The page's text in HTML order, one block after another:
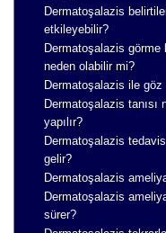
Dermatoşalazis
etkileyebilir?
Dermatoşalazis görme
neden olabilir mi?
Dermatoşalazis ile göz
Dermatoşalazis tanısı
yapılır?
Dermatoşalazis
gelir?
Dermatoşalazis
Dermatoşalazis
sürer?